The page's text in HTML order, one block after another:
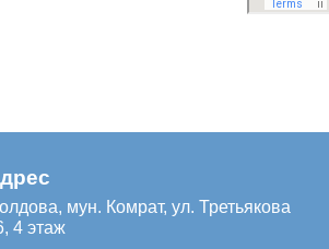
мун. Комрат, ул. Третьякова
4 этаж